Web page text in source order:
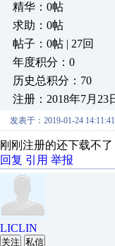
精华：0帖
求助：0帖
帖子：0帖 | 27回
年度积分：0
历史总积分：70
注册：2018年7月23
发表于：2019-01-24 14:11:41
刚刚注册的还下载不
回复 引用 举报
LICLIN
关注 私信